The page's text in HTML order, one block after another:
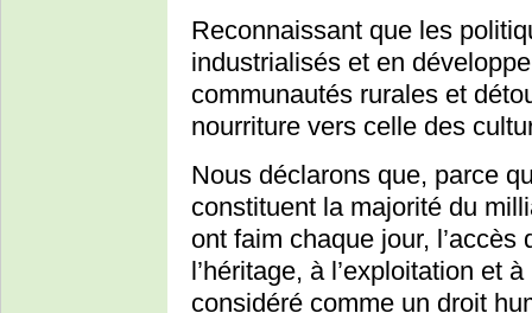
Reconnaissant que les
industrialisés et en
communautés rurales et
nourriture vers celle des
Nous déclarons que, parce
constituent la majorité du
ont faim chaque jour,
l’héritage, à l’exploitation et
considéré comme un droit